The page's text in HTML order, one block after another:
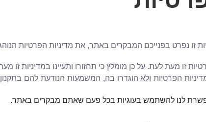
זו נפרט בפנייכם המבקרים באתר, את מדיניות הפרטיות
זו מעת לעת. על כן מומלץ כי תחזורו ותעיינו במדיניות זו
הפרטיות ולא הוגדרו בה, המשמעות הנודעת להם
לנו להשתמש בעוגיות בכל פעם שאתם מבקרים באתר.